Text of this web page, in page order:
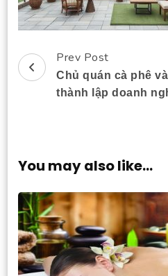
Post
Navigation
Prev Post
Chủ quán cà phê
thành lập doanh
You may also like...